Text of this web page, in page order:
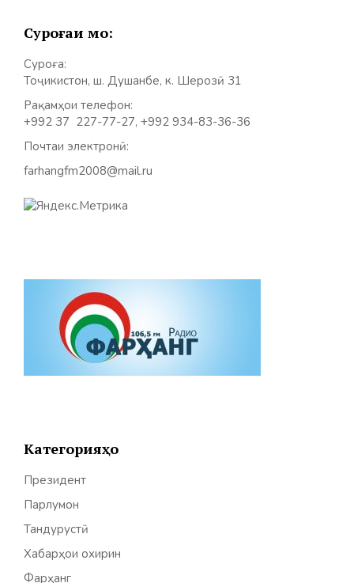
Суроғаи мо:
Суроға:
Тоҷикистон, ш. Душанбе, к. Шерозӣ 31
Рақамҳои телефон:
+992 37 227-77-27, +992 934-83-36-36
Почтаи электронӣ:
farhangfm2008@mail.ru
Категорияҳо
Президент
Парлумон
Тандурустӣ
Хабарҳои охирин
Фарҳанг